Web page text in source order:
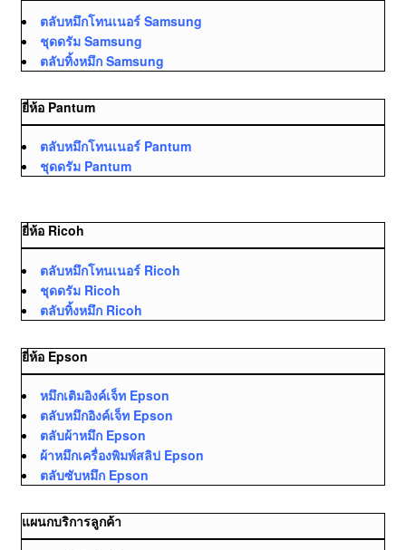
ตลับหมึกโทนเนอร์ Samsung
ชุดดรัม Samsung
ตลับทิ้งหมึก Samsung
ยี่ห้อ Pantum
ตลับหมึกโทนเนอร์ Pantum
ชุดดรัม Pantum
ยี่ห้อ Ricoh
ตลับหมึกโทนเนอร์ Ricoh
ชุดดรัม Ricoh
ตลับทิ้งหมึก Ricoh
ยี่ห้อ Epson
หมึกเติมอิงค์เจ็ท Epson
ตลับหมึกอิงค์เจ็ท Epson
ตลับผ้าหมึก Epson
ผ้าหมึกเครื่องพิมพ์สลิป Epson
ตลับซับหมึก Epson
แผนกบริการลูกค้า